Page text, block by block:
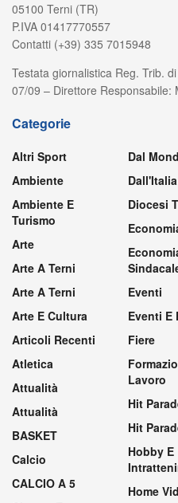
05100 Terni (TR)
P.IVA 01417770557
Contatti (+39) 335 7015948
Testata giornalistica Reg. Trib.
07/09 – Direttore Responsabile:
Categorie
Altri Sport
Ambiente
Ambiente E
Turismo
Arte
Arte A Terni
Arte A Terni
Arte E Cultura
Articoli Recenti
Atletica
Attualità
Attualità
BASKET
Calcio
CALCIO A 5
Dal
Dall'Italia
Diocesi
Eventi
Eventi E
Fiere
Lavoro
Hit
Hit
Hobby E
Home